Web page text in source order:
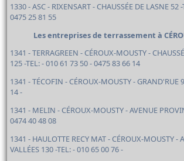
1330 - ASC - RIXENSART - CHAUSSÉE DE LASNE 52
0475 25 81 55
Les entreprises de terrassement à
1341 - TERRAGREEN - CÉROUX-MOUSTY -
125 -TEL: - 010 61 73 50 - 0475 83 66 14
1341 - TÉCOFIN - CÉROUX-MOUSTY - GRAND'RUE
14 -
1341 - MELIN - CÉROUX-MOUSTY - AVENUE
0474 40 48 08
1341 - HAULOTTE RECY MAT - CÉROUX-MOUSTY -
VALLÉES 130 -TEL: - 010 65 00 76 -